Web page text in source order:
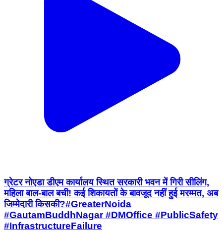
ग्रेटर नोएडा डीएम कार्यालय स्थित सरकारी भवन में गिरी सीलिंग,
महिला बाल-बाल बची! कई शिकायतों के बावजूद नहीं हुई मरम्मत, अब
जिम्मेदारी किसकी?#GreaterNoida
#GautamBuddhNagar #DMOffice #PublicSafety
#InfrastructureFailure